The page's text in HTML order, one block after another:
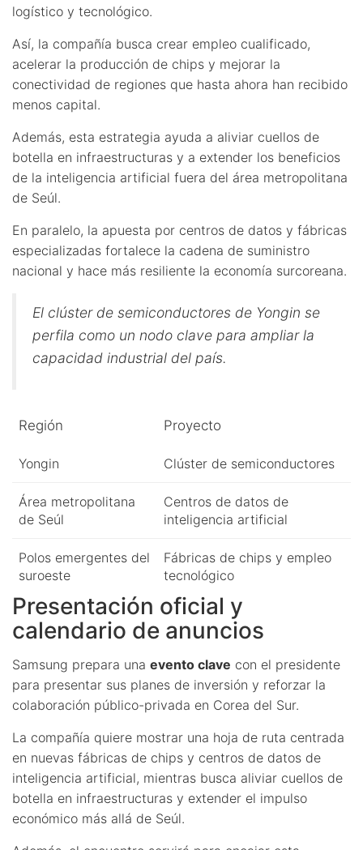
logístico y tecnológico.
Así, la compañía busca crear empleo cualificado,
acelerar la producción de chips y mejorar la
conectividad de regiones que hasta ahora han recibido
menos capital.
Además, esta estrategia ayuda a aliviar cuellos de
botella en infraestructuras y a extender los beneficios
de la inteligencia artificial fuera del área metropolitana
de Seúl.
En paralelo, la apuesta por centros de datos y fábricas
especializadas fortalece la cadena de suministro
nacional y hace más resiliente la economía surcoreana.
El clúster de semiconductores de Yongin se
perfila como un nodo clave para ampliar la
capacidad industrial del país.
Región Proyecto
Yongin Clúster de semiconductores
Área metropolitana
de Seúl
Centros de datos de
inteligencia artificial
Polos emergentes del
suroeste
Fábricas de chips y empleo
tecnológico
Presentación oficial y
calendario de anuncios
Samsung prepara una evento clave con el presidente
para presentar sus planes de inversión y reforzar la
colaboración público-privada en Corea del Sur.
La compañía quiere mostrar una hoja de ruta centrada
en nuevas fábricas de chips y centros de datos de
inteligencia artificial, mientras busca aliviar cuellos de
botella en infraestructuras y extender el impulso
económico más allá de Seúl.